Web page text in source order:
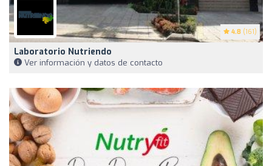
4.8 (161)
Laboratorio Nutriendo
Ver información y datos de contacto